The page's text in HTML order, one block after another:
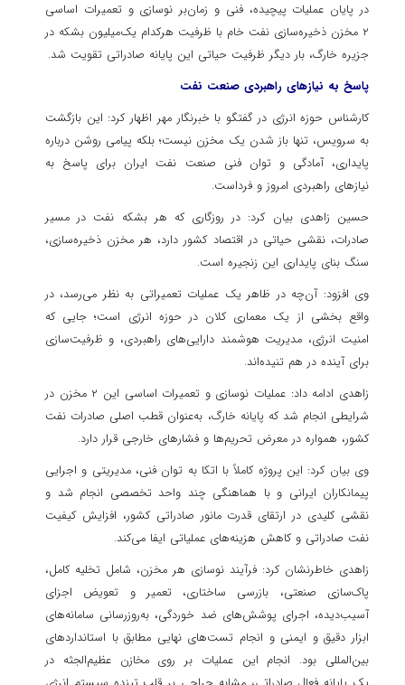
در پایان عملیات پیچیده، فنی و زمان‌بر نوسازی و تعمیرات اساسی
۲ مخزن ذخیره‌سازی نفت خام با ظرفیت هرکدام یک‌میلیون بشکه در
جزیره خارگ، بار دیگر ظرفیت حیاتی این پایانه صادراتی تقویت شد.
پاسخ به نیازهای راهبردی صنعت نفت
کارشناس حوزه انرژی در گفتگو با خبرنگار مهر اظهار کرد: این بازگشت
به سرویس، تنها باز شدن یک مخزن نیست؛ بلکه پیامی روشن درباره
پایداری، آمادگی و توان فنی صنعت نفت ایران برای پاسخ به
نیازهای راهبردی امروز و فرداست.
حسین زاهدی بیان کرد: در روزگاری که هر بشکه نفت در مسیر
صادرات، نقشی حیاتی در اقتصاد کشور دارد، هر مخزن ذخیره‌سازی،
سنگ بنای پایداری این زنجیره است.
وی افزود: آن‌چه در ظاهر یک عملیات تعمیراتی به نظر می‌رسد، در
واقع بخشی از یک معماری کلان در حوزه انرژی است؛ جایی که
امنیت انرژی، مدیریت هوشمند دارایی‌های راهبردی، و ظرفیت‌سازی
برای آینده در هم تنیده‌اند.
زاهدی ادامه داد: عملیات نوسازی و تعمیرات اساسی این ۲ مخزن در
شرایطی انجام شد که پایانه خارگ، به‌عنوان قطب اصلی صادرات نفت
کشور، همواره در معرض تحریم‌ها و فشارهای خارجی قرار دارد.
وی بیان کرد: این پروژه کاملاً با اتکا به توان فنی، مدیریتی و اجرایی
پیمانکاران ایرانی و با هماهنگی چند واحد تخصصی انجام شد و
نقشی کلیدی در ارتقای قدرت مانور صادراتی کشور، افزایش کیفیت
نفت صادراتی و کاهش هزینه‌های عملیاتی ایفا می‌کند.
زاهدی خاطرنشان کرد: فرآیند نوسازی هر مخزن، شامل تخلیه کامل،
پاک‌سازی صنعتی، بازرسی ساختاری، تعمیر و تعویض اجزای
آسیب‌دیده، اجرای پوشش‌های ضد خوردگی، به‌روزرسانی سامانه‌های
ابزار دقیق و ایمنی و انجام تست‌های نهایی مطابق با استانداردهای
بین‌المللی بود. انجام این عملیات بر روی مخازن عظیم‌الجثه در